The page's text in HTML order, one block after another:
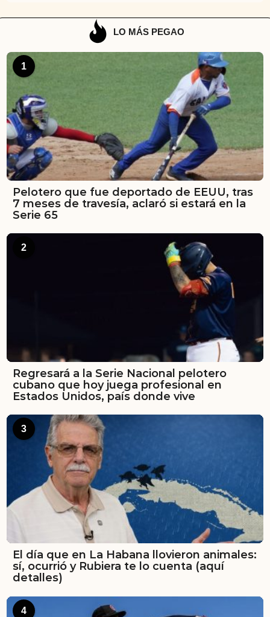
LO MÁS PEGAO
1
Pelotero que fue deportado de EEUU, tras
7 meses de travesía, aclaró si estará en la
Serie 65
2
Regresará a la Serie Nacional pelotero
cubano que hoy juega profesional en
Estados Unidos, país donde vive
3
El día que en La Habana llovieron animales:
sí, ocurrió y Rubiera te lo cuenta (aquí
detalles)
4